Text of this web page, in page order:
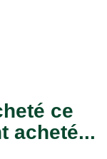
ce
acheté...